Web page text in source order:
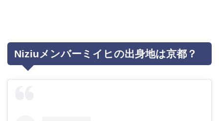
Niziuメンバーミイヒの出身地は京都？